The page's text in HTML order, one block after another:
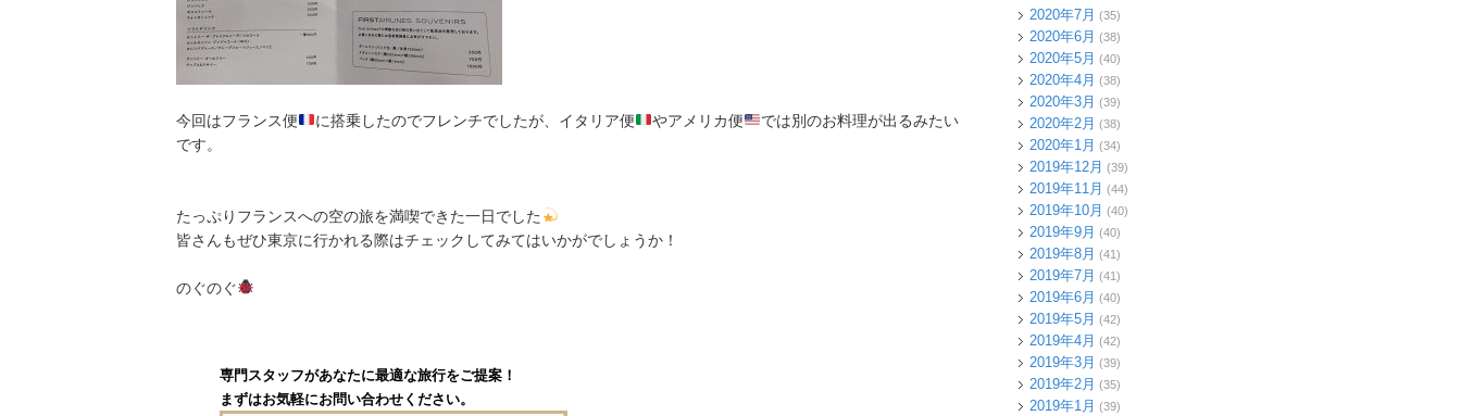
今回はフランス便 に搭乗したのでフレンチでしたが、イタリア便 やアメリカ便
では別のお料理が出るみたい
です。
たっぷりフランスへの空の旅を満喫できた一日でした
皆さんもぜひ東京に行かれる際はチェックしてみてはいかがでしょうか！
のぐのぐ
専門スタッフがあなたに最適な旅行をご提案！
まずはお気軽にお問い合わせください。
2020年7月 (35)
2020年6月 (38)
2020年5月 (40)
2020年4月 (38)
2020年3月 (39)
2020年2月 (38)
2020年1月 (34)
2019年12月 (39)
2019年11月 (44)
2019年10月 (40)
2019年9月 (40)
2019年8月 (41)
2019年7月 (41)
2019年6月 (40)
2019年5月 (42)
2019年4月 (42)
2019年3月 (39)
2019年2月 (35)
2019年1月 (39)